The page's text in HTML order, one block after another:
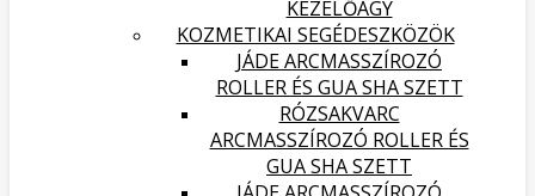
KEZELŐÁGY
KOZMETIKAI SEGÉDESZKÖZÖK
JÁDE ARCMASSZÍROZÓ
ROLLER ÉS GUA SHA SZETT
RÓZSAKVARC
ARCMASSZÍROZÓ ROLLER ÉS
GUA SHA SZETT